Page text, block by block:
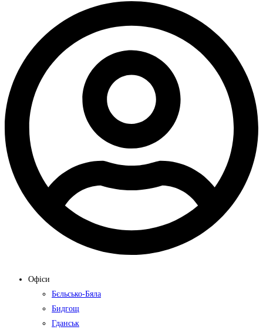
Офіси
Бєльсько-Бяла
Бидгощ
Гданськ